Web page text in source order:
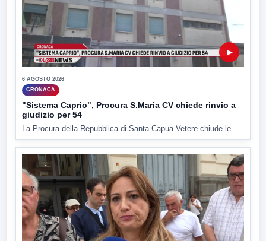
▶
6 AGOSTO 2026
CRONACA
"Sistema Caprio", Procura S.Maria CV chiede rinvio a
giudizio per 54
La Procura della Repubblica di Santa Capua Vetere chiude le...